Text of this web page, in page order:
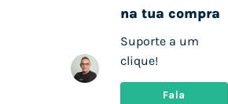
na tua compra
Suporte a um
clique!
Fala